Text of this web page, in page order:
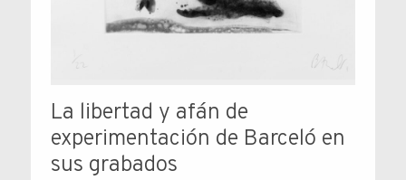
La libertad y afán de
experimentación de Barceló en
sus grabados